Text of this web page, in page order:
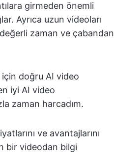
girmeden önemli
Ayrıca uzun videoları
zaman ve çabandan
doğru AI video
iyi AI video
zaman harcadım.
ve avantajlarını
bir videodan bilgi